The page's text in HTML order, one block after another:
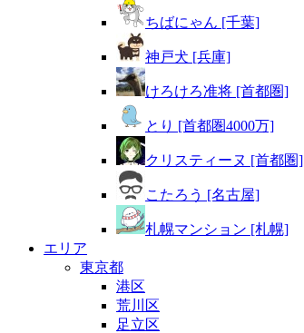
ちばにゃん [千葉]
神戸犬 [兵庫]
けろけろ准将 [首都圏]
とり [首都圏4000万]
クリスティーヌ [首都圏]
こたろう [名古屋]
札幌マンション [札幌]
エリア
東京都
港区
荒川区
足立区